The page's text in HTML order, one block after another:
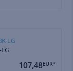
LG
LG
107,48EUR*